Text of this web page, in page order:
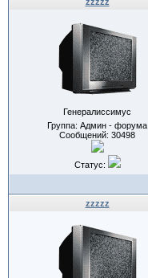
Генералиссимус
Группа: Админ - форума
Сообщений: 30498
Статус:
zzzzz